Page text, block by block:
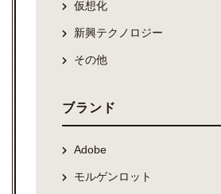
仮想化
新興テクノロジー
その他
ブランド
Adobe
モルゲンロット